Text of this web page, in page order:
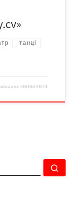
танці
20/06/2013